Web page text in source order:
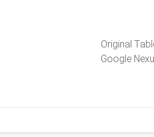
Original
Google